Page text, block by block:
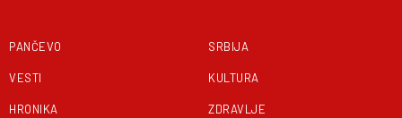
PANČEVO
VESTI
HRONIKA
SRBIJA
KULTURA
ZDRAVLJE